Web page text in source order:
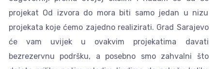
projekat Od izvora do mora biti samo jedan u nizu
projekata koje ćemo zajedno realizirati. Grad Sarajevo
će vam uvijek u ovakvim projekatima davati
bezrezervnu podršku, a posebno smo zahvalni što